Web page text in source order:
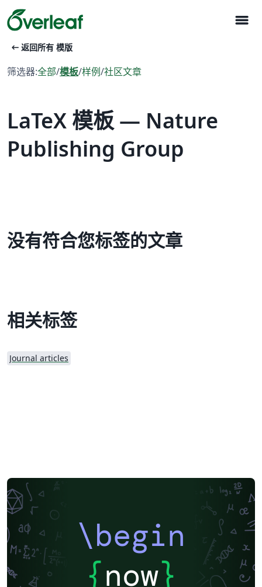
menu
arrow_left_alt 返回所有 模版
筛选器:全部/模板/样例/社区文章
LaTeX 模板 — Nature
Publishing Group
没有符合您标签的文章
相关标签
Journal articles
\begin
{now}